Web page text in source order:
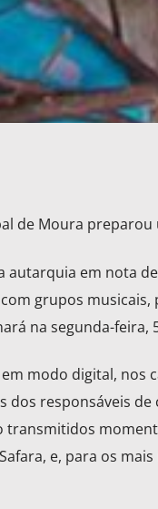
de Moura
autarquia em nota
grupos
na segunda-feira,
modo digital, nos
dos responsáveis
transmitidos
e, para os